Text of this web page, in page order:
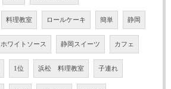
料理教室 ロールケーキ 簡単 静岡
ホワイトソース 静岡スイーツ カフェ
1位 浜松 料理教室 子連れ